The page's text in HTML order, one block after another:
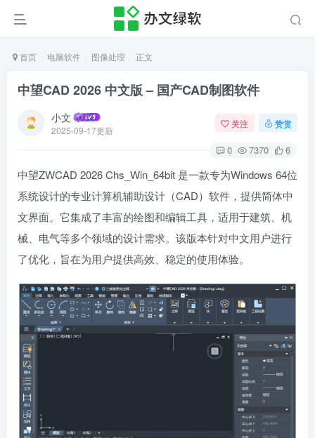
首页 电脑软件 图像处理 正文
中望CAD 2026 中文版 – 国产CAD制图软件
小文
2025-09-17更新
关注 赞赏
0 7370 6
中望ZWCAD 2026 Chs_Win_64bit 是一款专为Windows 64位
系统设计的专业计算机辅助设计（CAD）软件，提供简体中
文界面。它集成了丰富的绘图和编辑工具，适用于建筑、机
械、电气等多个领域的设计需求。该版本针对中文用户进行
了优化，旨在为用户提供高效、稳定的使用体验。